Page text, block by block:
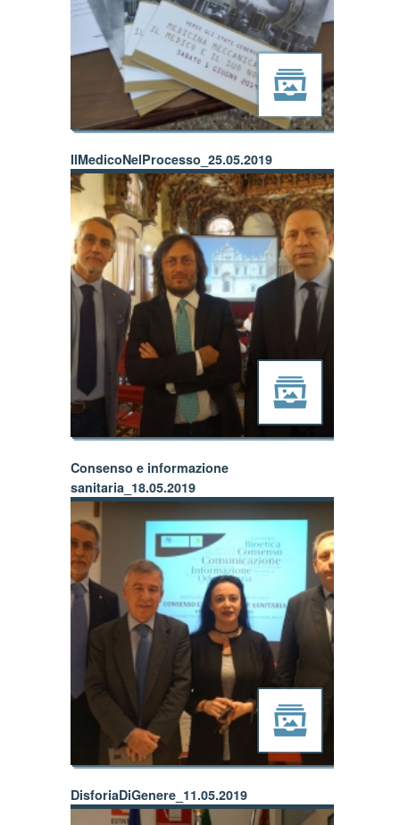
IlMedicoNelProcesso_25.05.2019
Consenso e informazione
sanitaria_18.05.2019
DisforiaDiGenere_11.05.2019